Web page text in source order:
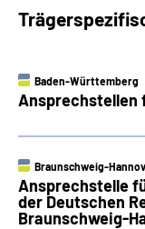
Baden-Württemberg
Ansprechstellen
Braunschweig-
Ansprechstelle
der Deutschen
Braunschweig-